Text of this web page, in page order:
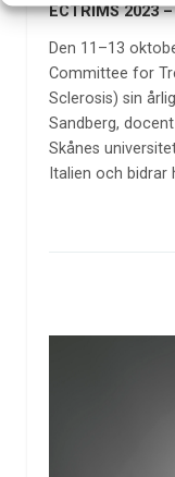
ECTRIMS 2023
Den 11–13
Committee for
Sclerosis) sin
Sandberg,
Skånes
Italien och bidrar